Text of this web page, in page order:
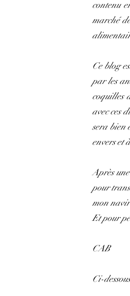
contenu
marché
Ce blog
par les
coquilles
avec ces
sera bien
envers et
Après
pour
mon
Et pour
CAB
Ci-